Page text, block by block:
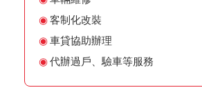
客制化改裝
車貸協助辦理
代辦過戶、驗車等服務